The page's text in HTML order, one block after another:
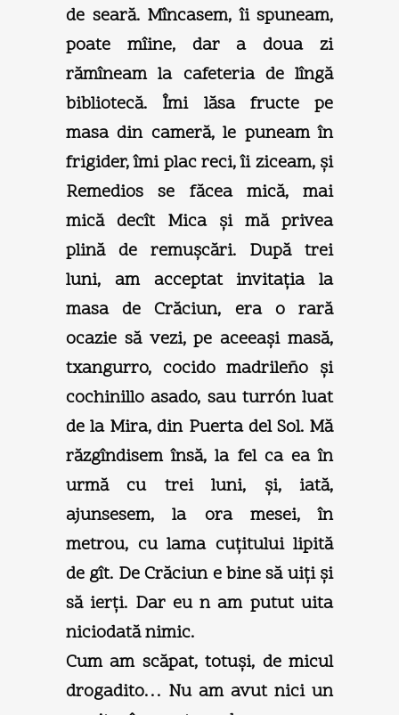
de seară. Mîncasem, îi spuneam,
poate mîine, dar a doua zi
rămîneam la cafeteria de lîngă
bibliotecă. Îmi lăsa fructe pe
masa din cameră, le puneam în
frigider, îmi plac reci, îi ziceam, şi
Remedios se făcea mică, mai
mică decît Mica şi mă privea
plină de remuşcări. După trei
luni, am acceptat invitaţia la
masa de Crăciun, era o rară
ocazie să vezi, pe aceeaşi masă,
txangurro, cocido madrileño şi
cochinillo asado, sau turrón luat
de la Mira, din Puerta del Sol. Mă
răzgîndisem însă, la fel ca ea în
urmă cu trei luni, şi, iată,
ajunsesem, la ora mesei, în
metrou, cu lama cuţitului lipită
de gît. De Crăciun e bine să uiţi şi
să ierţi. Dar eu n am putut uita
niciodată nimic.
Cum am scăpat, totuşi, de micul
drogadito… Nu am avut nici un